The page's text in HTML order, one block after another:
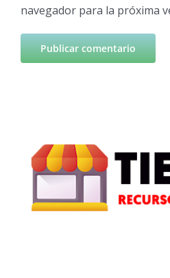
navegador para la próxima